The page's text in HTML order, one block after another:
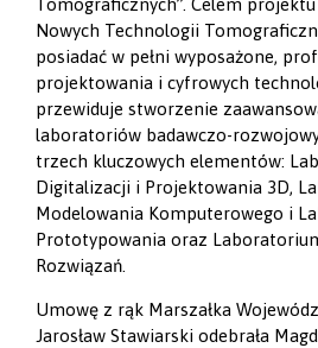
Tomograficznych”. Celem
Nowych Technologii
posiadać w pełni wyposażone,
projektowania i cyfrowych
przewiduje stworzenie
laboratoriów badawczo-
trzech kluczowych elementów:
Digitalizacji i Projektowania 3D,
Modelowania Komputerowego i
Prototypowania oraz
Rozwiązań.
Umowę z rąk Marszałka
Jarosław Stawiarski odebrała